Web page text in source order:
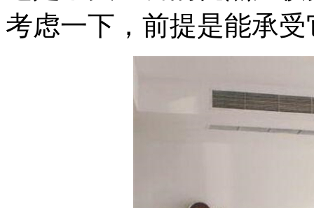
考虑一下，前提是能承